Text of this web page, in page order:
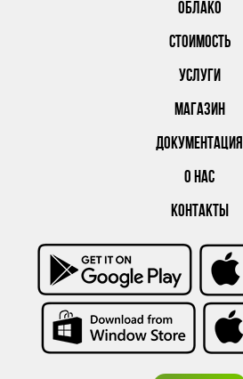
ОБЛАКО
СТОИМОСТЬ
УСЛУГИ
МАГАЗИН
ДОКУМЕНТАЦИЯ
О НАС
КОНТАКТЫ